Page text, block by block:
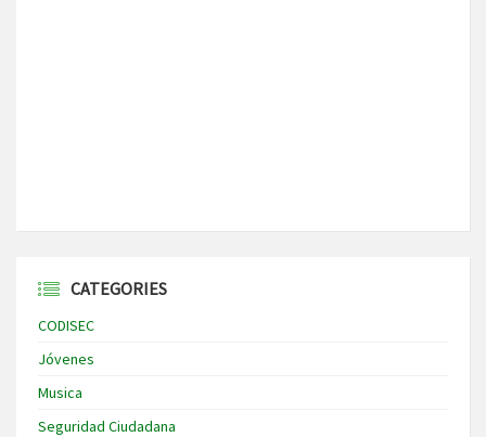
CATEGORIES
CODISEC
Jóvenes
Musica
Seguridad Ciudadana